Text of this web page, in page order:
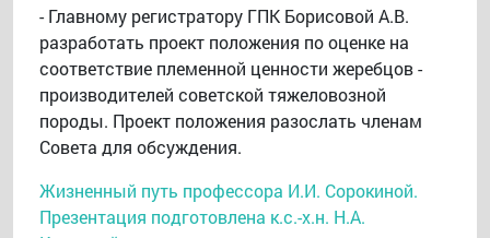
- Главному регистратору ГПК Борисовой А.В.
разработать проект положения по оценке на
соответствие племенной ценности жеребцов -
производителей советской тяжеловозной
породы. Проект положения разослать членам
Совета для обсуждения.
Жизненный путь профессора И.И. Сорокиной.
Презентация подготовлена к.с.-х.н. Н.А.